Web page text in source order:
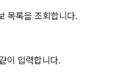
목록을 조회합니다.
이 입력합니다.